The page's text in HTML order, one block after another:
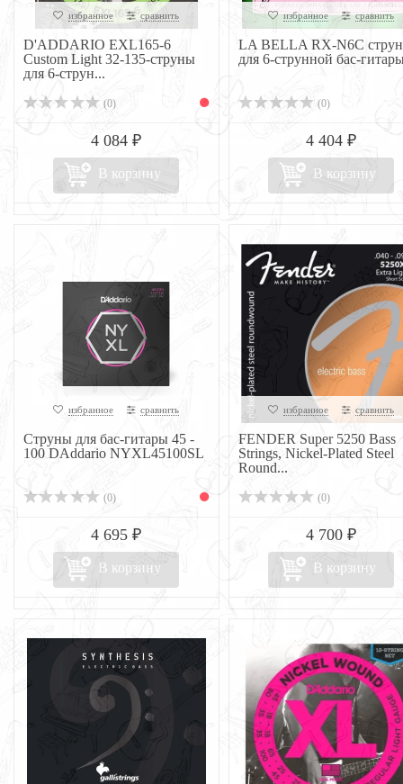
избранное сравнить
D'ADDARIO EXL165-6
Custom Light 32-135-струны
для 6-струн...
(0)
4 084 ₽
В корзину
избранное сравнить
LA BELLA RX-N6C
для 6-струнной бас-
(0)
4 404 ₽
В корзину
избранное сравнить
Струны для бас-гитары 45 -
100 DAddario NYXL45100SL
(0)
4 695 ₽
В корзину
избранное сравнить
FENDER Super 5250 Bass
Strings, Nickel-Plated Steel
Round...
(0)
4 700 ₽
В корзину